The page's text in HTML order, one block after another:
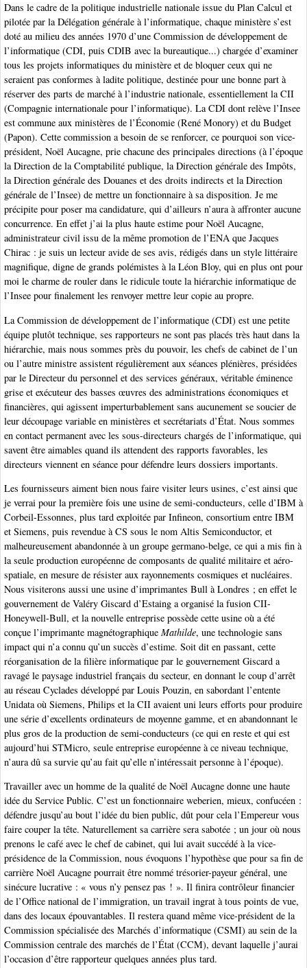
Dans le cadre de la politique industrielle nationale issue du Plan Calcul et
pilotée par la Délégation générale à l’informatique, chaque ministère s’est
doté au milieu des années 1970 d’une Commission de développement de
l’informatique (CDI, puis CDIB avec la bureautique...) chargée d’examiner
tous les projets informatiques du ministère et de bloquer ceux qui ne
seraient pas conformes à ladite politique, destinée pour une bonne part à
réserver des parts de marché à l’industrie nationale, essentiellement la CII
(Compagnie internationale pour l’informatique). La CDI dont relève l’Insee
est commune aux ministères de l’Économie (René Monory) et du Budget
(Papon). Cette commission a besoin de se renforcer, ce pourquoi son vice-
président, Noël Aucagne, prie chacune des principales directions (à l’époque
la Direction de la Comptabilité publique, la Direction générale des Impôts,
la Direction générale des Douanes et des droits indirects et la Direction
générale de l’Insee) de mettre un fonctionnaire à sa disposition. Je me
précipite pour poser ma candidature, qui d’ailleurs n’aura à affronter aucune
concurrence. En effet j’ai la plus haute estime pour Noël Aucagne,
administrateur civil issu de la même promotion de l’ENA que Jacques
Chirac : je suis un lecteur avide de ses avis, rédigés dans un style littéraire
magnifique, digne de grands polémistes à la Léon Bloy, qui en plus ont pour
moi le charme de rouler dans le ridicule toute la hiérarchie informatique de
l’Insee pour finalement les renvoyer mettre leur copie au propre.
La Commission de développement de l’informatique (CDI) est une petite
équipe plutôt technique, ses rapporteurs ne sont pas placés très haut dans la
hiérarchie, mais nous sommes près du pouvoir, les chefs de cabinet de l’un
ou l’autre ministre assistent régulièrement aux séances plénières, présidées
par le Directeur du personnel et des services généraux, véritable éminence
grise et exécuteur des basses œuvres des administrations économiques et
financières, qui agissent imperturbablement sans aucunement se soucier de
leur découpage variable en ministères et secrétariats d’État. Nous sommes
en contact permanent avec les sous-directeurs chargés de l’informatique, qui
savent être aimables quand ils attendent des rapports favorables, les
directeurs viennent en séance pour défendre leurs dossiers importants.
Les fournisseurs aiment bien nous faire visiter leurs usines, c’est ainsi que
je verrai pour la première fois une usine de semi-conducteurs, celle d’IBM à
Corbeil-Essonnes, plus tard exploitée par Infineon, consortium entre IBM
et Siemens, puis revendue à CS sous le nom Altis Semiconductor, et
malheureusement abandonnée à un groupe germano-belge, ce qui a mis fin à
la seule production européenne de composants de qualité militaire et aéro-
spatiale, en mesure de résister aux rayonnements cosmiques et nucléaires.
Nous visiterons aussi une usine d’imprimantes Bull à Londres ; en effet le
gouvernement de Valéry Giscard d’Estaing a organisé la fusion CII-
Honeywell-Bull, et la nouvelle entreprise possède cette usine où a été
conçue l’imprimante magnétographique Mathilde, une technologie sans
impact qui n’a connu qu’un succès d’estime. Soit dit en passant, cette
réorganisation de la filière informatique par le gouvernement Giscard a
ravagé le paysage industriel français du secteur, en donnant le coup d’arrêt
au réseau Cyclades développé par Louis Pouzin, en sabordant l’entente
Unidata où Siemens, Philips et la CII avaient uni leurs efforts pour produire
une série d’excellents ordinateurs de moyenne gamme, et en abandonnant le
plus gros de la production de semi-conducteurs (ce qui en reste et qui est
aujourd’hui STMicro, seule entreprise européenne à ce niveau technique,
n’aura dû sa survie qu’au fait qu’elle n’intéressait personne à l’époque).
Travailler avec un homme de la qualité de Noël Aucagne donne une haute
idée du Service Public. C’est un fonctionnaire weberien, mieux, confucéen :
défendre jusqu’au bout l’idée du bien public, dût pour cela l’Empereur vous
faire couper la tête. Naturellement sa carrière sera sabotée ; un jour où nous
prenons le café avec le chef de cabinet, qui lui avait succédé à la vice-
présidence de la Commission, nous évoquons l’hypothèse que pour sa fin de
carrière Noël Aucagne pourrait être nommé trésorier-payeur général, une
sinécure lucrative : « vous n’y pensez pas ! ». Il finira contrôleur financier
de l’Office national de l’immigration, un travail ingrat à tous points de vue,
dans des locaux épouvantables. Il restera quand même vice-président de la
Commission spécialisée des Marchés d’informatique (CSMI) au sein de la
Commission centrale des marchés de l’État (CCM), devant laquelle j’aurai
l’occasion d’être rapporteur quelques années plus tard.